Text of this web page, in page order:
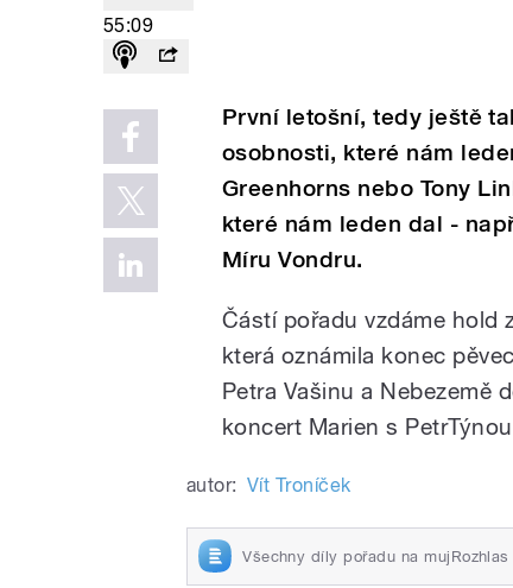
55:09
První letošní, tedy ještě
osobnosti, které nám
Greenhorns nebo Tony
které nám leden dal -
Míru Vondru.
Částí pořadu vzdáme hold
která oznámila konec
Petra Vašinu a Nebezemě
koncert Marien s
autor: Vít Troníček
Všechny díly pořadu na mujRozhlas